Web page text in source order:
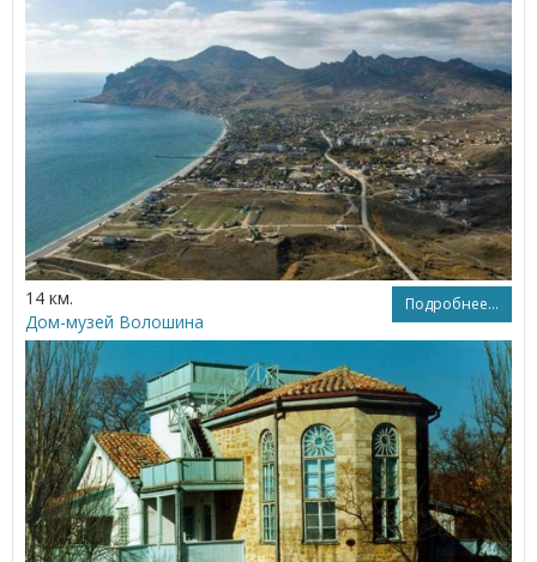
14 км. Подробнее...
Дом-музей Волошина